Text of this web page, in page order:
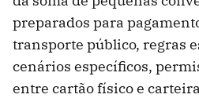
preparados para
transporte público, regras
cenários específicos,
entre cartão físico e